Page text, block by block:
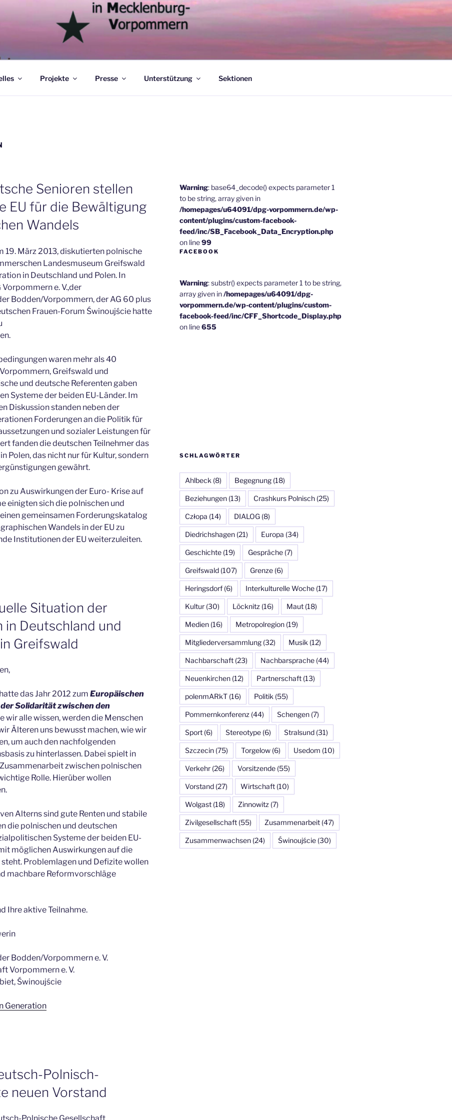
Projekte Presse Unterstützung Sektionen
Senioren stellen
EU für die Bewältigung
Wandels
19. März 2013, diskutierten polnische
Landesmuseum Greifswald
in Deutschland und Polen. In
e. V.,der
Bodden/Vorpommern, der AG 60 plus
Frauen-Forum Świnoujście hatte
waren mehr als 40
Greifswald und
und deutsche Referenten gaben
Systeme der beiden EU-Länder. Im
Diskussion standen neben der
Forderungen an die Politik für
und sozialer Leistungen für
fanden die deutschen Teilnehmer das
Polen, das nicht nur für Kultur, sondern
gewährt.
zu Auswirkungen der Euro- Krise auf
einigten sich die polnischen und
gemeinsamen Forderungskatalog
Wandels in der EU zu
Institutionen der EU weiterzuleiten.
Situation der
in Deutschland und
Greifswald
das Jahr 2012 zum Europäischen
Solidarität zwischen den
wir alle wissen, werden die Menschen
Älteren uns bewusst machen, wie wir
um auch den nachfolgenden
zu hinterlassen. Dabei spielt in
zwischen polnischen
Rolle. Hierüber wollen
Alterns sind gute Renten und stabile
die polnischen und deutschen
Systeme der beiden EU-
möglichen Auswirkungen auf die
Problemlagen und Defizite wollen
machbare Reformvorschläge
Ihre aktive Teilnahme.
Bodden/Vorpommern e. V.
Vorpommern e. V.
Świnoujście
Generation
Polnisch-
neuen Vorstand
Warning: base64_decode() expects parameter 1
to be string, array given in
/homepages/u64091/dpg-vorpommern.de/wp-
content/plugins/custom-facebook-
feed/inc/SB_Facebook_Data_Encryption.php
on line99
FACEBOOK
Warning: substr() expects parameter 1 to be string,
array given in/homepages/u64091/dpg-
vorpommern.de/wp-content/plugins/custom-
facebook-feed/inc/CFF_Shortcode_Display.php
on line655
SCHLAGWÖRTER
Ahlbeck (8) Begegnung(18)
Beziehungen(13) Crashkurs Polnisch(25)
Człopa (14) DIALOG(8)
Diedrichshagen(21) Europa (34)
Geschichte(19) Gespräche(7)
Greifswald(107) Grenze(6)
Heringsdorf(6) Interkulturelle Woche(17)
Kultur(30) Löcknitz (16) Maut(18)
Medien(16) Metropolregion(19)
Mitgliederversammlung(32) Musik (12)
Nachbarschaft(23) Nachbarsprache(44)
Neuenkirchen(12) Partnerschaft(13)
polenmARkT(16) Politik (55)
Pommernkonferenz (44) Schengen(7)
Sport(6) Stereotype(6) Stralsund(31)
Szczecin(75) Torgelow(6) Usedom (10)
Verkehr(26) Vorsitzende(55)
Vorstand(27) Wirtschaft(10)
Wolgast(18) Zinnowitz (7)
Zivilgesellschaft(55) Zusammenarbeit(47)
Zusammenwachsen(24) Świnoujście(30)